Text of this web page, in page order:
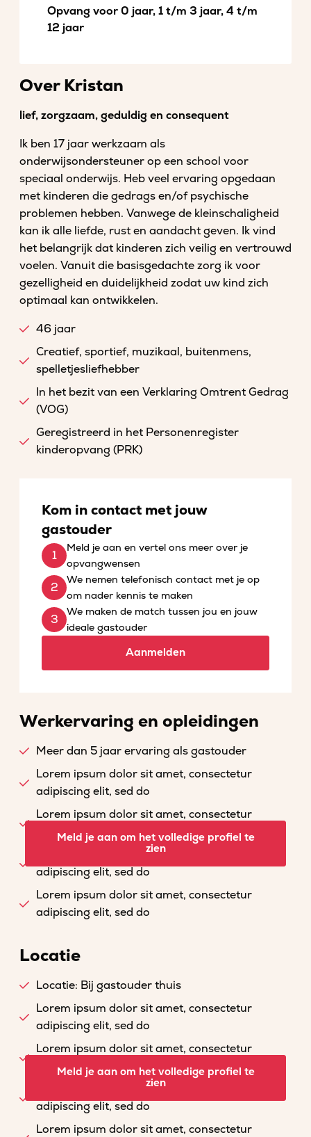
Opvang voor 0 jaar, 1 t/m 3 jaar, 4 t/m
12 jaar
Over Kristan
lief, zorgzaam, geduldig en consequent
Ik ben 17 jaar werkzaam als
onderwijsondersteuner op een school voor
speciaal onderwijs. Heb veel ervaring opgedaan
met kinderen die gedrags en/of psychische
problemen hebben. Vanwege de kleinschaligheid
kan ik alle liefde, rust en aandacht geven. Ik vind
het belangrijk dat kinderen zich veilig en vertrouwd
voelen. Vanuit die basisgedachte zorg ik voor
gezelligheid en duidelijkheid zodat uw kind zich
optimaal kan ontwikkelen.
46 jaar
Creatief, sportief, muzikaal, buitenmens,
spelletjesliefhebber
In het bezit van een Verklaring Omtrent Gedrag
(VOG)
Geregistreerd in het Personenregister
kinderopvang (PRK)
Kom in contact met jouw
gastouder
Meld je aan en vertel ons meer over je
opvangwensen
We nemen telefonisch contact met je op
om nader kennis te maken
We maken de match tussen jou en jouw
ideale gastouder
Aanmelden
Werkervaring en opleidingen
Meer dan 5 jaar ervaring als gastouder
Lorem ipsum dolor sit amet, consectetur
adipiscing elit, sed do
Lorem ipsum dolor sit amet, consectetur
adipiscing elit, sed do
Lorem ipsum dolor sit amet, consectetur
adipiscing elit, sed do
Lorem ipsum dolor sit amet, consectetur
adipiscing elit, sed do
Meld je aan om het volledige profiel te
zien
Locatie
Locatie: Bij gastouder thuis
Lorem ipsum dolor sit amet, consectetur
adipiscing elit, sed do
Lorem ipsum dolor sit amet, consectetur
adipiscing elit, sed do
Lorem ipsum dolor sit amet, consectetur
adipiscing elit, sed do
Lorem ipsum dolor sit amet, consectetur
Meld je aan om het volledige profiel te
zien